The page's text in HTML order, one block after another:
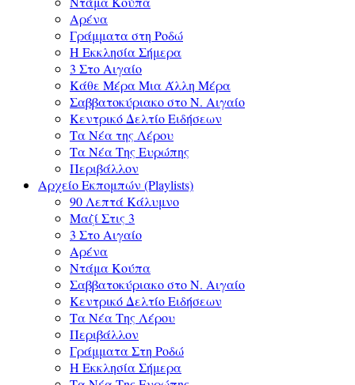
Αρένα
Γράμματα στη Ροδώ
Η Εκκλησία Σήμερα
3 Στο Αιγαίο
Κάθε Μέρα Μια Άλλη Μέρα
Σαββατοκύριακο στο Ν. Αιγαίο
Κεντρικό Δελτίο Ειδήσεων
Τα Νέα της Λέρου
Τα Νέα Της Ευρώπης
Περιβάλλον
Αρχείο Εκπομπών (Playlists)
90 Λεπτά Κάλυμνο
Μαζί Στις 3
3 Στο Αιγαίο
Αρένα
Ντάμα Κούπα
Σαββατοκύριακο στο Ν. Αιγαίο
Κεντρικό Δελτίο Ειδήσεων
Τα Νέα Της Λέρου
Περιβάλλον
Γράμματα Στη Ροδώ
Η Εκκλησία Σήμερα